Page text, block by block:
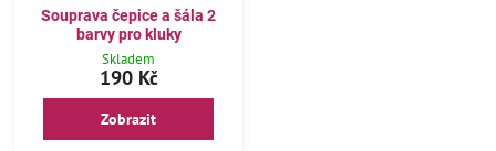
Souprava čepice a šála 2
barvy pro kluky
Skladem
190 Kč
Zobrazit